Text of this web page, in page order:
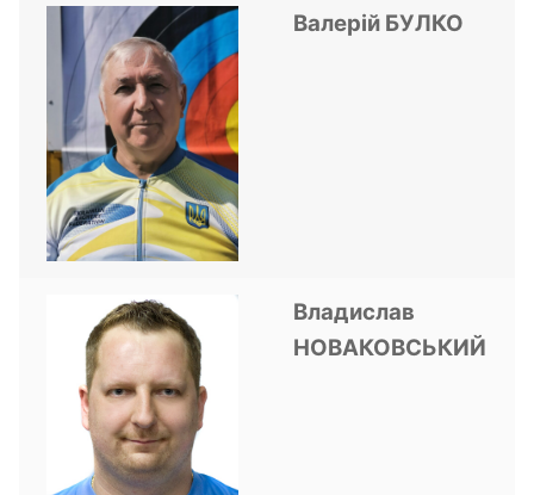
Валерій БУЛКО
Владислав
НОВАКОВСЬКИЙ